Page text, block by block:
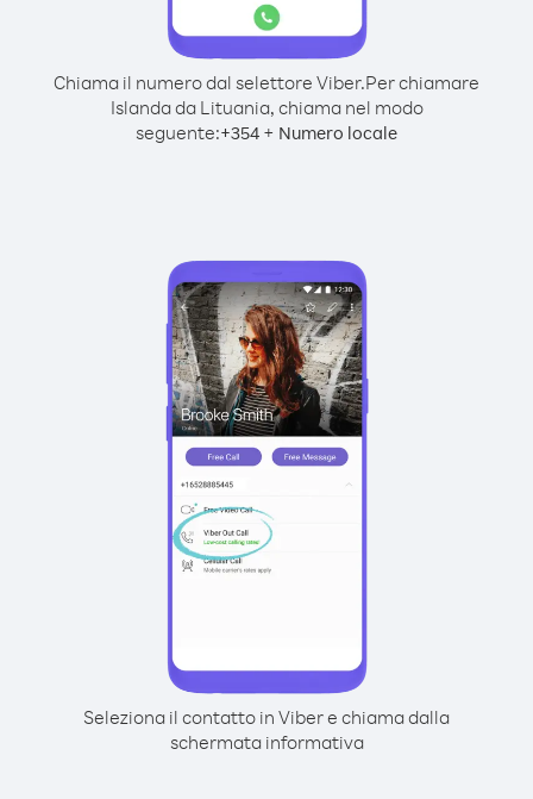
Chiama il numero dal selettore Viber.Per chiamare
Islanda da Lituania, chiama nel modo
seguente:+354 + Numero locale
Seleziona il contatto in Viber e chiama dalla
schermata informativa